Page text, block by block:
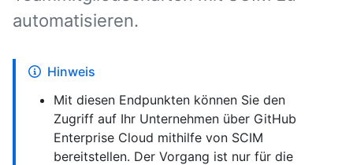
automatisieren.
Hinweis
Mit diesen Endpunkten können Sie den
Zugriff auf Ihr Unternehmen über GitHub
Enterprise Cloud mithilfe von SCIM
bereitstellen. Der Vorgang ist nur für die